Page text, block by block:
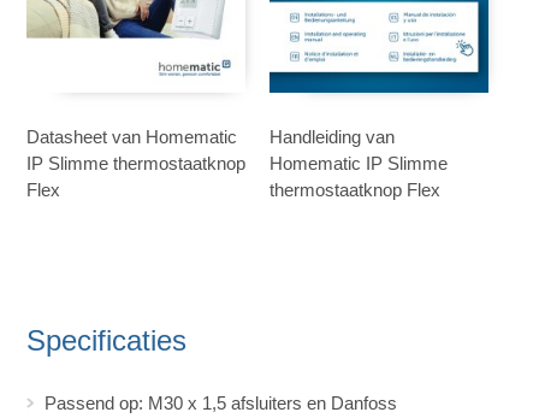
Datasheet van Homematic
IP Slimme thermostaatknop
Flex
Handleiding van
Homematic IP Slimme
thermostaatknop Flex
Specificaties
Passend op: M30 x 1,5 afsluiters en Danfoss